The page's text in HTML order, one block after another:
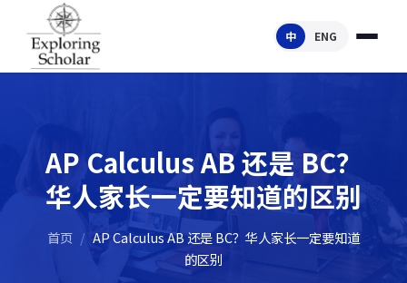
中 ENG
AP Calculus AB 还是 BC？
华人家长一定要知道的区别
首页 / AP Calculus AB 还是 BC？华人家长一定要知道
的区别